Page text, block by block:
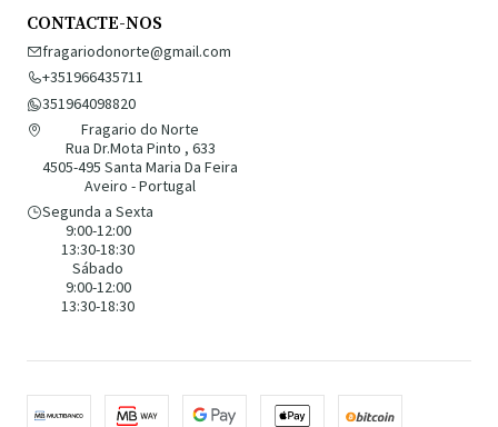
CONTACTE-NOS
fragariodonorte@gmail.com
+351966435711
351964098820
Fragario do Norte
Rua Dr.Mota Pinto , 633
4505-495 Santa Maria Da Feira
Aveiro - Portugal
Segunda a Sexta
9:00-12:00
13:30-18:30
Sábado
9:00-12:00
13:30-18:30